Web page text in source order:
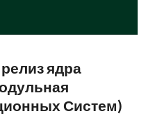
ядра
Систем)